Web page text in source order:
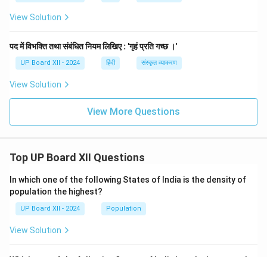
View Solution
पद में विभक्ति तथा संबंधित नियम लिखिए : 'गृहं प्रति गच्छ ।'
UP Board XII - 2024 हिंदी संस्कृत व्याकरण
View Solution
View More Questions
Top UP Board XII Questions
In which one of the following States of India is the density of
population the highest?
UP Board XII - 2024 Population
View Solution